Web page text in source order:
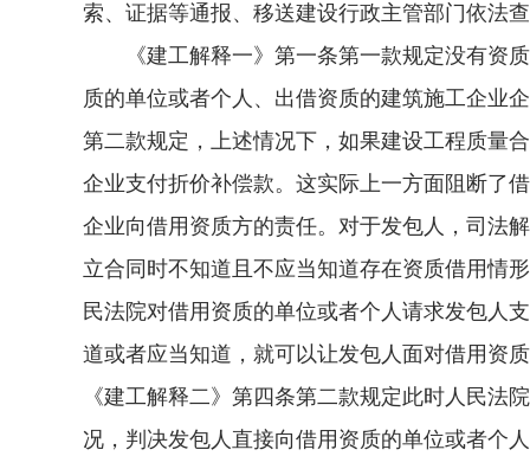
索、证据等通报、移送建设行政主管部门依法
《建工解释一》第一条第一款规定没有资质
质的单位或者个人、出借资质的建筑施工企业
第二款规定，上述情况下，如果建设工程质量
企业支付折价补偿款。这实际上一方面阻断了
企业向借用资质方的责任。对于发包人，司法
立合同时不知道且不应当知道存在资质借用情
民法院对借用资质的单位或者个人请求发包人
道或者应当知道，就可以让发包人面对借用资
《建工解释二》第四条第二款规定此时人民
况，判决发包人直接向借用资质的单位或者个